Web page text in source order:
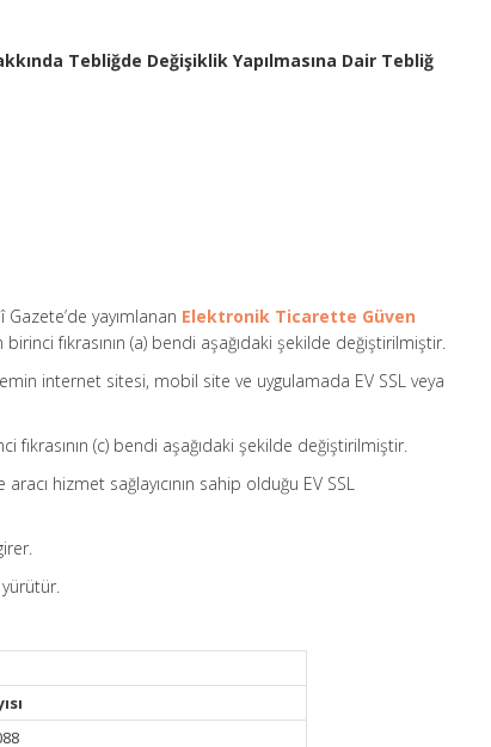
Tebliğde Değişiklik Yapılmasına Dair Tebliğ
yayımlanan Elektronik Ticarette Güven
fıkrasının (a) bendi aşağıdaki şekilde değiştirilmiştir.
internet sitesi, mobil site ve uygulamada EV SSL veya
fıkrasının (c) bendi aşağıdaki şekilde değiştirilmiştir.
hizmet sağlayıcının sahip olduğu EV SSL